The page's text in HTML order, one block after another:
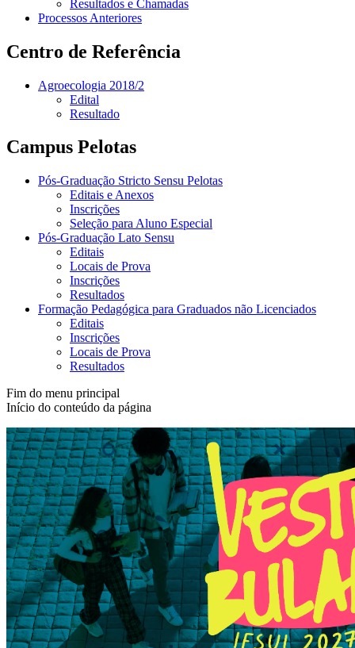
Resultados e Chamadas
Processos Anteriores
Centro de Referência
Agroecologia 2018/2
Edital
Resultado
Campus Pelotas
Pós-Graduação Stricto Sensu Pelotas
Editais e Anexos
Inscrições
Seleção para Aluno Especial
Pós-Graduação Lato Sensu
Editais
Locais de Prova
Inscrições
Resultados
Formação Pedagógica para Graduados não Licenciados
Editais
Inscrições
Locais de Prova
Resultados
Fim do menu principal
Início do conteúdo da página